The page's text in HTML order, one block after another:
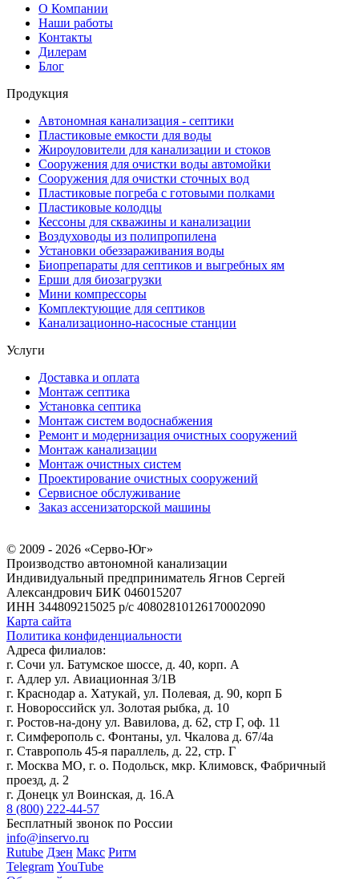
О Компании
Наши работы
Контакты
Дилерам
Блог
Продукция
Автономная канализация - септики
Пластиковые емкости для воды
Жироуловители для канализации и стоков
Сооружения для очистки воды автомойки
Сооружения для очистки сточных вод
Пластиковые погреба с готовыми полками
Пластиковые колодцы
Кессоны для скважины и канализации
Воздуховоды из полипропилена
Установки обеззараживания воды
Биопрепараты для септиков и выгребных ям
Ерши для биозагрузки
Мини компрессоры
Комплектующие для септиков
Канализационно-насосные станции
Услуги
Доставка и оплата
Монтаж септика
Установка септика
Монтаж систем водоснабжения
Ремонт и модернизация очистных сооружений
Монтаж канализации
Монтаж очистных систем
Проектирование очистных сооружений
Сервисное обслуживание
Заказ ассенизаторской машины
© 2009 - 2026 «Серво-Юг»
Производство автономной канализации
Индивидуальный предприниматель Ягнов Сергей
Александрович БИК 046015207
ИНН 344809215025 р/с 40802810126170002090
Карта сайта
Политика конфиденциальности
Адреса филиалов:
г. Сочи ул. Батумское шоссе, д. 40, корп. А
г. Адлер ул. Авиационная 3/1В
г. Краснодар а. Хатукай, ул. Полевая, д. 90, корп Б
г. Новороссийск ул. Золотая рыбка, д. 10
г. Ростов-на-дону ул. Вавилова, д. 62, стр Г, оф. 11
г. Симферополь с. Фонтаны, ул. Чкалова д. 67/4а
г. Ставрополь 45-я параллель, д. 22, стр. Г
г. Москва МО, г. о. Подольск, мкр. Климовск, Фабричный
проезд, д. 2
г. Донецк ул Воинская, д. 16.А
8 (800) 222-44-57
Бесплатный звонок по России
info@inservo.ru
Rutube Дзен Макс Ритм
Telegram YouTube